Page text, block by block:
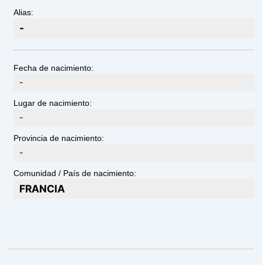
Alias:
-
Fecha de nacimiento:
-
Lugar de nacimiento:
-
Provincia de nacimiento:
-
Comunidad / País de nacimiento:
FRANCIA